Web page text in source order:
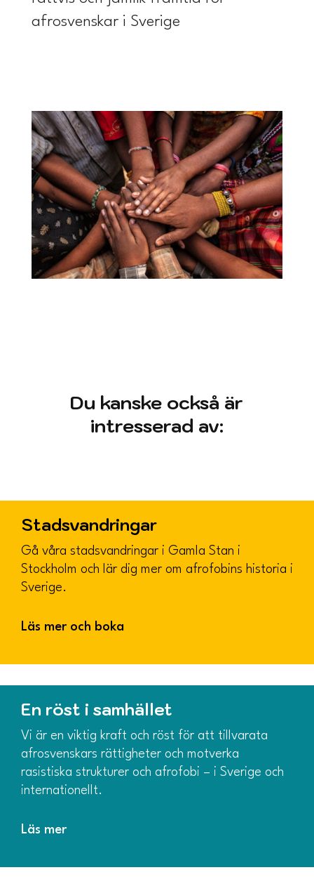
afrosvenskar i Sverige
Du kanske också är
intresserad av:
Stadsvandringar
Gå våra stadsvandringar i Gamla Stan i
Stockholm och lär dig mer om afrofobins historia i
Sverige.
Läs mer och boka
En röst i samhället
Vi är en viktig kraft och röst för att tillvarata
afrosvenskars rättigheter och motverka
rasistiska strukturer och afrofobi – i Sverige och
internationellt.
Läs mer